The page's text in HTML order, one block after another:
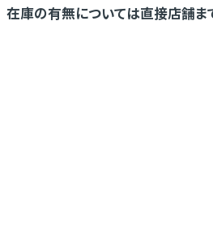
在庫の有無については直接店舗ま